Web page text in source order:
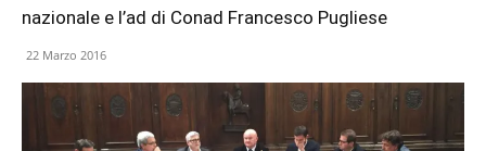
nazionale e l’ad di Conad Francesco Pugliese
22 Marzo 2016